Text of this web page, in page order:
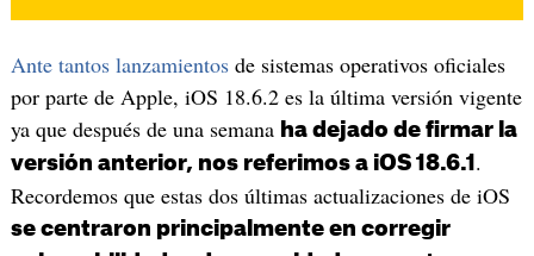
Ante tantos lanzamientosde sistemas operativos oficiales
por parte de Apple, iOS 18.6.2 es la última versión vigente
ya que después de una semana ha dejado de firmar la
versión anterior, nos referimos a iOS 18.6.1 .
Recordemos que estas dos últimas actualizaciones de iOS
se centraron principalmente en corregir